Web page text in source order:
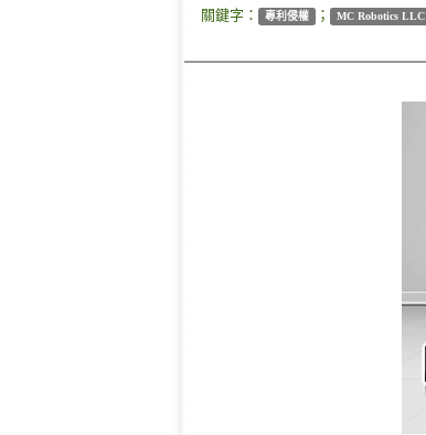
關鍵字： 專利侵權 ； MC Robotics LLC